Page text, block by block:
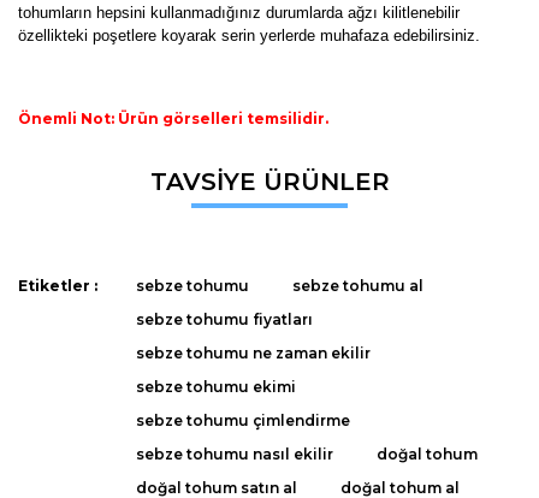
tohumların hepsini kullanmadığınız durumlarda ağzı kilitlenebilir
özellikteki poşetlere koyarak serin yerlerde muhafaza edebilirsiniz.
Önemli Not: Ürün görselleri temsilidir.
Bu ürüne ilk yorumu siz yapın!
Yorum Yaz
Bu ürünün fiyat bilgisi, resim, ürün açıklamalarında ve diğer
konularda yetersiz gördüğünüz noktaları öneri formunu
Bu ürüne benzer farklı alternatifler olmalı.
TAVSİYE ÜRÜNLER
Etiketler : sebze tohumu
sebze tohumu al
sebze tohumu fiyatları
sebze tohumu ne zaman ekilir
sebze tohumu ekimi
sebze tohumu çimlendirme
sebze tohumu nasıl ekilir
doğal tohum
doğal tohum satın al
doğal tohum al